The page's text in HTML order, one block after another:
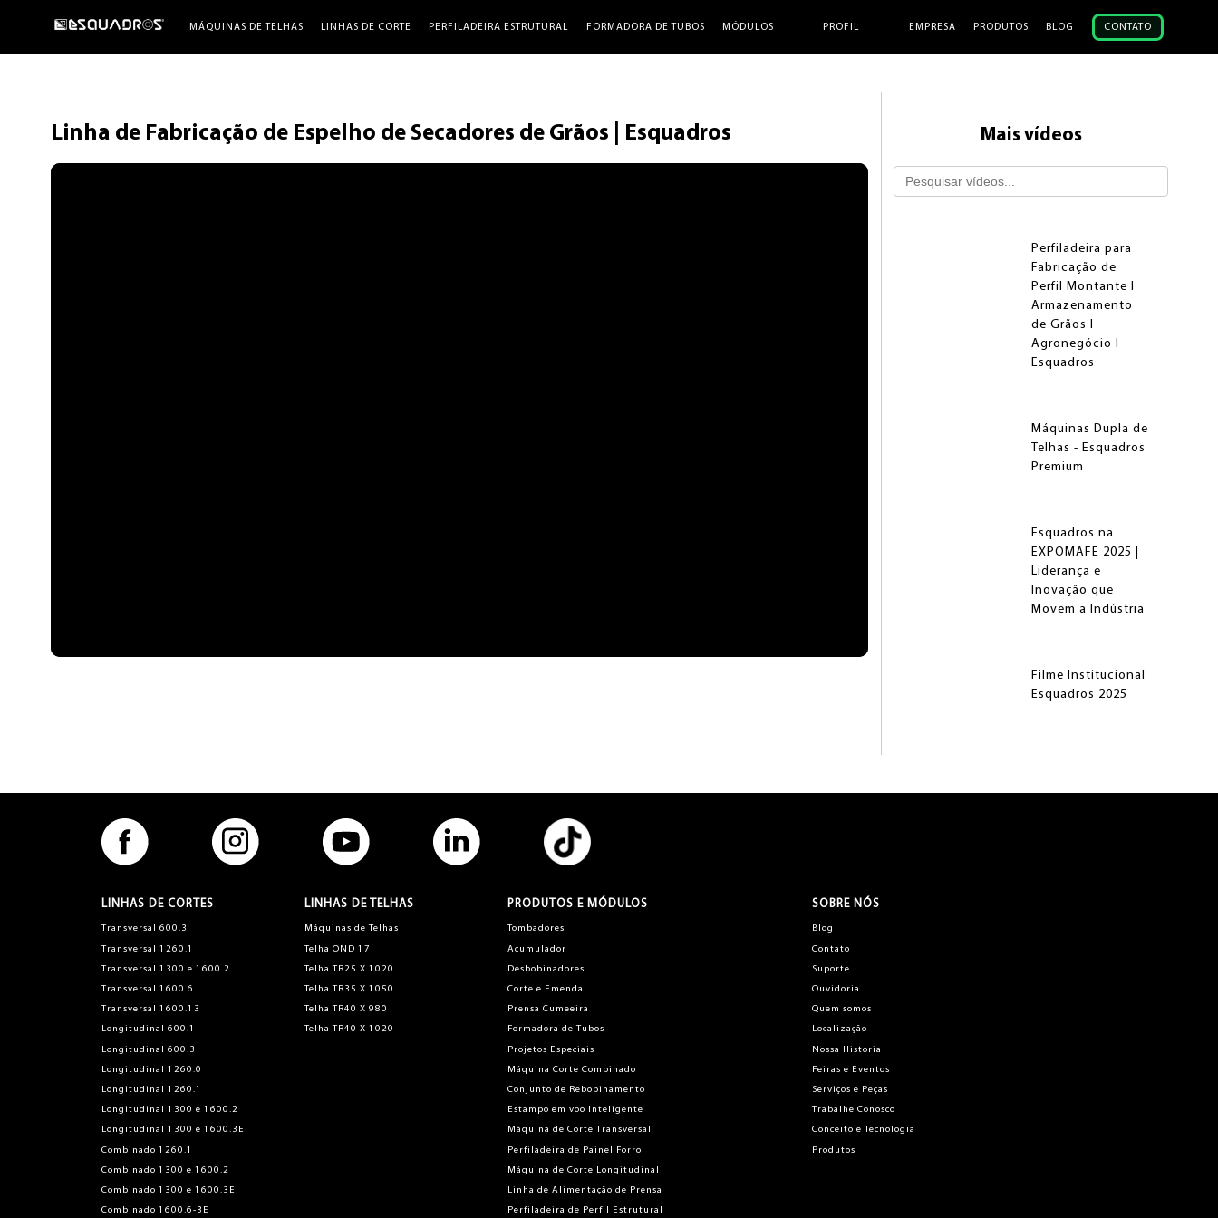
MÁQUINAS DE TELHAS LINHAS DE CORTE PERFILADEIRA ESTRUTURAL FORMADORA DE TUBOS MÓDULOS PROFIL EMPRESA PRODUTOS BLOG CONTATO
Linha de Fabricação de Espelho de Secadores de Grãos | Esquadros Mais vídeos
Perfiladeira para
Fabricação de
Perfil Montante I
Armazenamento
de Grãos I
Agronegócio I
Esquadros
Máquinas Dupla de
Telhas - Esquadros
Premium
Esquadros na
EXPOMAFE 2025 |
Liderança e
Inovação que
Movem a Indústria
Filme Institucional
Esquadros 2025
LINHAS DE CORTES
Transversal 600.3
Transversal 1260.1
Transversal 1300 e 1600.2
Transversal 1600.6
Transversal 1600.13
Longitudinal 600.1
Longitudinal 600.3
Longitudinal 1260.0
Longitudinal 1260.1
Longitudinal 1300 e 1600.2
Longitudinal 1300 e 1600.3E
Combinado 1260.1
Combinado 1300 e 1600.2
Combinado 1300 e 1600.3E
Combinado 1600.6-3E
LINHAS DE TELHAS
Máquinas de Telhas
Telha OND 17
Telha TR25 X 1020
Telha TR35 X 1050
Telha TR40 X 980
Telha TR40 X 1020
PRODUTOS E MÓDULOS
Tombadores
Acumulador
Desbobinadores
Corte e Emenda
Prensa Cumeeira
Formadora de Tubos
Projetos Especiais
Máquina Corte Combinado
Conjunto de Rebobinamento
Estampo em voo Inteligente
Máquina de Corte Transversal
Perfiladeira de Painel Forro
Máquina de Corte Longitudinal
Linha de Alimentação de Prensa
Perfiladeira de Perfil Estrutural
SOBRE NÓS
Blog
Contato
Suporte
Ouvidoria
Quem somos
Localização
Nossa Historia
Feiras e Eventos
Serviços e Peças
Trabalhe Conosco
Conceito e Tecnologia
Produtos